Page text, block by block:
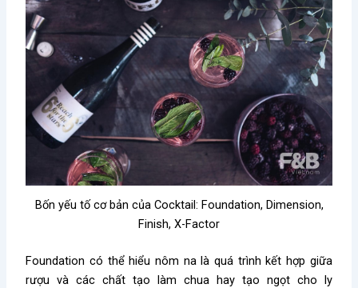
Bốn yếu tố cơ bản của Cocktail: Foundation, Dimension,
Finish, X-Factor
Foundation có thể hiểu nôm na là quá trình kết hợp giữa
rượu và các chất tạo làm chua hay tạo ngọt cho ly